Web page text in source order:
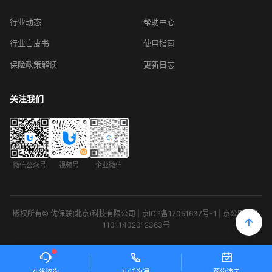
行业动态
行业白皮书
保险政策解读
帮助中心
使用指南
更新日志
关注我们
微信公众号 视频号 企业微信
版权所有© 优保联(北京)科技有限公司 | 京ICP备17051637号-1 | 京公网安备
11011402012363号